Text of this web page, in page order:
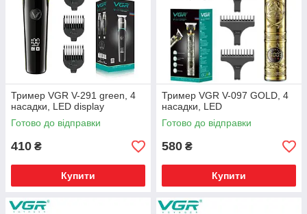
Тример VGR V-291 green, 4
насадки, LED display
Готово до відправки
410 ₴
Купити
Тример VGR V-097 GOLD, 4
насадки, LED
Готово до відправки
580 ₴
Купити